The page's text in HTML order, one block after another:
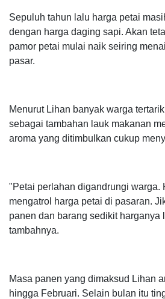
Sepuluh tahun lalu harga petai
dengan harga daging sapi. Akan
pamor petai mulai naik seiring
pasar.
Menurut Lihan banyak warga
sebagai tambahan lauk makanan
aroma yang ditimbulkan cukup
"Petai perlahan digandrungi warga.
mengatrol harga petai di pasaran.
panen dan barang sedikit harganya
tambahnya.
Masa panen yang dimaksud Lihan
hingga Februari. Selain bulan itu